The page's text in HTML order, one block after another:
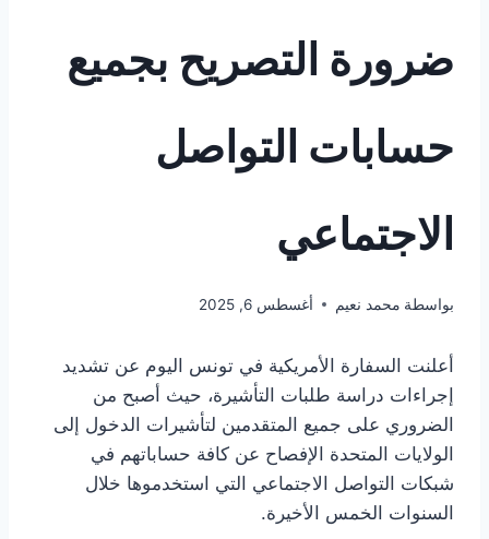
ضرورة التصريح بجميع
حسابات التواصل
الاجتماعي
بواسطة محمد نعيم أغسطس 6, 2025
أعلنت السفارة الأمريكية في تونس اليوم عن تشديد
إجراءات دراسة طلبات التأشيرة، حيث أصبح من
الضروري على جميع المتقدمين لتأشيرات الدخول إلى
الولايات المتحدة الإفصاح عن كافة حساباتهم في
شبكات التواصل الاجتماعي التي استخدموها خلال
السنوات الخمس الأخيرة.